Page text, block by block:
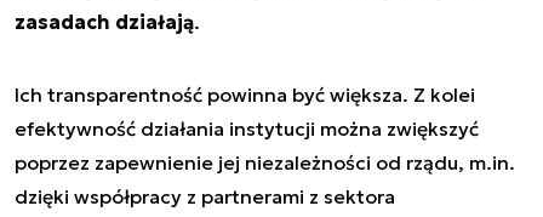
zasadach działają.
Ich transparentność powinna być większa. Z kolei
efektywność działania instytucji można zwiększyć
poprzez zapewnienie jej niezależności od rządu, m.in.
dzięki współpracy z partnerami z sektora